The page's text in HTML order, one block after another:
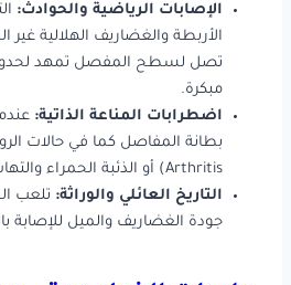
الإصابات الرياضية والحوادث:
الأربطة والغضاريف الهلالية غير
تصل لسطح المفصل تمهد
مبكرة.
اضطرابات المناعة الذاتية:
Arthritis) أو الذئبة الحمراء والتهاب المفاصل الصدفي.
التاريخ العائلي والوراثة: تلعب
جودة الغضاريف والميل للإصابة